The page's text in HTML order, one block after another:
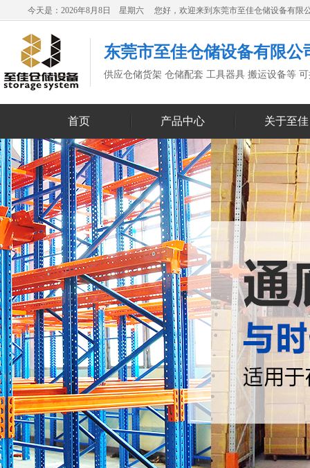
今天是：2026年8月8日 星期六 您好，欢迎来到东莞市至佳仓储设备有限
东莞市至佳仓储设备有限公
供应仓储货架 仓储配套 工具器具 搬运设备等
首页 产品中心 关于至佳